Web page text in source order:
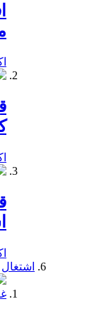
اشتغال